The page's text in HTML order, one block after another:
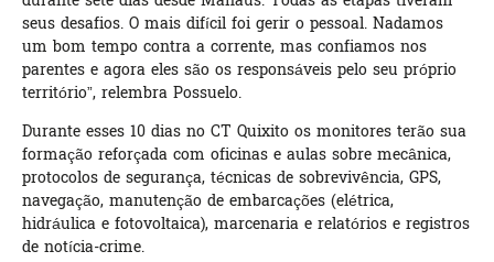
seus desafios. O mais difícil foi gerir o pessoal. Nadamos
um bom tempo contra a corrente, mas confiamos nos
parentes e agora eles são os responsáveis pelo seu próprio
território”, relembra Possuelo.
Durante esses 10 dias no CT Quixito os monitores terão sua
formação reforçada com oficinas e aulas sobre mecânica,
protocolos de segurança, técnicas de sobrevivência, GPS,
navegação, manutenção de embarcações (elétrica,
hidráulica e fotovoltaica), marcenaria e relatórios e registros
de notícia-crime.